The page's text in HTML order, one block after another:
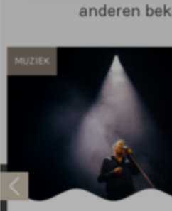
anderen
MUZIEK